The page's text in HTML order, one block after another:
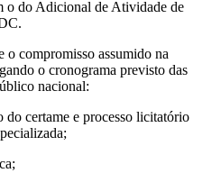
o do Adicional de Atividade de
o compromisso assumido na
o cronograma previsto das
nacional:
do certame e processo licitatório